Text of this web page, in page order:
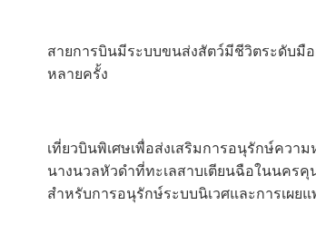
สายการบินมีระบบขนส่งสัตว์มีชีวิตระดับ
หลายครั้ง
เที่ยวบินพิเศษเพื่อส่งเสริมการอนุรักษ์คว
นางนวลหัวดำที่ทะเลสาบเตียนฉือในนค
สำหรับการอนุรักษ์ระบบนิเวศและการเผย